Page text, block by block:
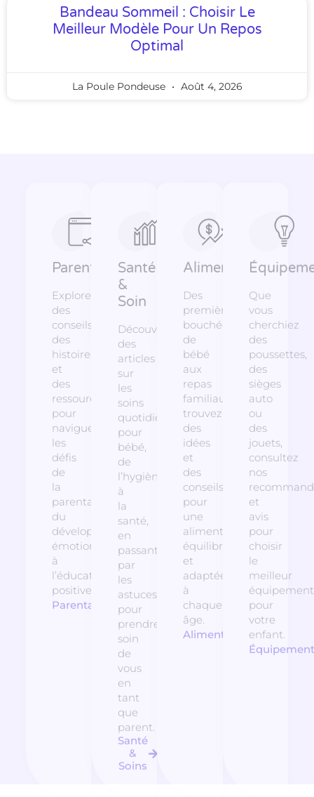
Bandeau Sommeil : Choisir Le
Meilleur Modèle Pour Un Repos
Optimal
La Poule Pondeuse Août 4, 2026
Parentalité
Explorez
des
conseils,
des
histoires
et
des
ressources
pour
naviguer
les
défis
de
la
parentalité,
du
développement
émotionnel
à
l’éducation
positive.
Parentalité
Santé
&
Soin
Découvrez
des
articles
sur
les
soins
quotidiens
pour
bébé,
de
l’hygiène
à
la
santé,
en
passant
par
les
astuces
pour
prendre
soin
de
vous
en
tant
que
parent.
Santé
&
Soins
Alimentation
Des
premières
bouchées
de
bébé
aux
repas
familiaux,
trouvez
des
idées
et
des
conseils
pour
une
alimentation
équilibrée
et
adaptée
à
chaque
âge.
Alimentation
Que
vous
cherchiez
des
poussettes,
des
sièges
auto
ou
des
jouets,
consultez
nos
et
avis
pour
choisir
le
meilleur
équipement
pour
votre
enfant.
Équipement